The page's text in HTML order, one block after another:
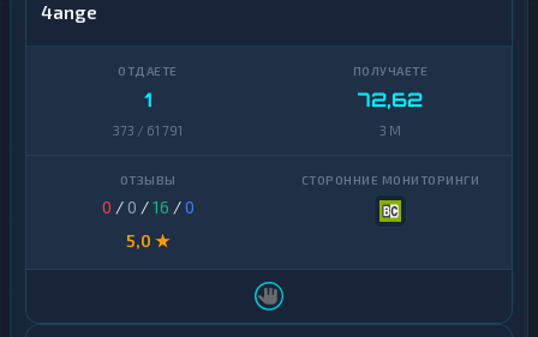
4ange
1
373 / 61 791
72,62
3 M
0 / 0 /16 /0
5,0 ★